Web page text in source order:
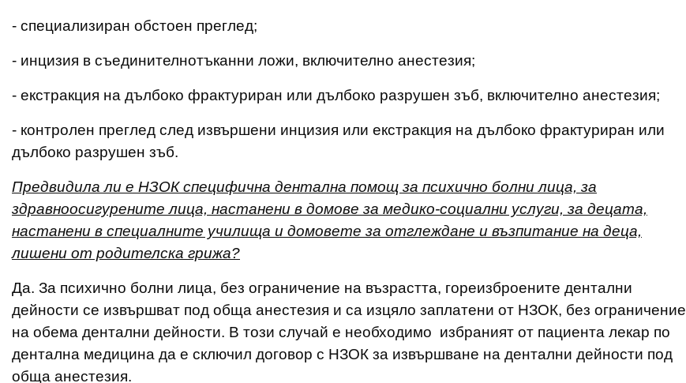
- специализиран обстоен преглед;
- инцизия в съединителнотъканни ложи, включително анестезия;
- екстракция на дълбоко фрактуриран или дълбоко разрушен зъб, включително анестезия;
- контролен преглед след извършени инцизия или екстракция на дълбоко фрактуриран или
дълбоко разрушен зъб.
Предвидила ли е НЗОК специфична дентална помощ за психично болни лица, за
здравноосигурените лица, настанени в домове за медико-социални услуги, за децата,
настанени в специалните училища и домовете за отглеждане и възпитание на деца,
лишени от родителска грижа?
Да. За психично болни лица, без ограничение на възрастта, гореизброените дентални
дейности се извършват под обща анестезия и са изцяло заплатени от НЗОК, без ограничение
на обема дентални дейности. В този случай е необходимо избраният от пациента лекар по
дентална медицина да е сключил договор с НЗОК за извършване на дентални дейности под
обща анестезия.